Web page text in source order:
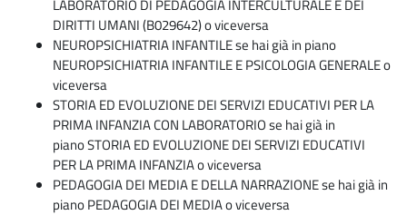
LABORATORIO DI PEDAGOGIA INTERCULTURALE E DEI
DIRITTI UMANI (B029642) o viceversa
NEUROPSICHIATRIA INFANTILE se hai già in piano
NEUROPSICHIATRIA INFANTILE E PSICOLOGIA GENERALE o
viceversa
STORIA ED EVOLUZIONE DEI SERVIZI EDUCATIVI PER LA
PRIMA INFANZIA CON LABORATORIO se hai già in
piano STORIA ED EVOLUZIONE DEI SERVIZI EDUCATIVI
PER LA PRIMA INFANZIA o viceversa
PEDAGOGIA DEI MEDIA E DELLA NARRAZIONE se hai già in
piano PEDAGOGIA DEI MEDIA o viceversa